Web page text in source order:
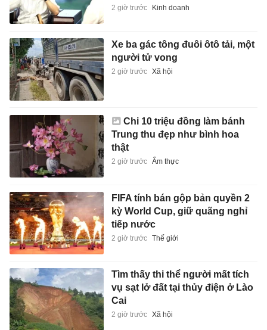
2 giờ trước Kinh doanh
Xe ba gác tông đuôi ôtô tải, một
người tử vong
2 giờ trước Xã hội
Chi 10 triệu đồng làm bánh
Trung thu đẹp như bình hoa
thật
2 giờ trước Ẩm thực
FIFA tính bán gộp bản quyền 2
kỳ World Cup, giữ quãng nghỉ
tiếp nước
2 giờ trước Thế giới
Tìm thấy thi thể người mất tích
vụ sạt lở đất tại thủy điện ở Lào
Cai
2 giờ trước Xã hội